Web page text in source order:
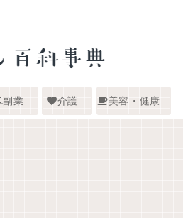
副業 介護 美容・健康